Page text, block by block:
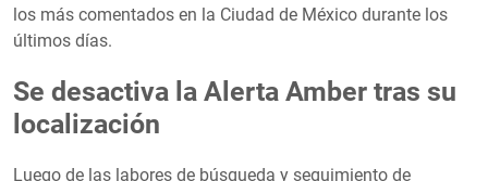
los más comentados en la Ciudad de México durante los
últimos días.
Se desactiva la Alerta Amber tras su
localización
Luego de las labores de búsqueda y seguimiento de